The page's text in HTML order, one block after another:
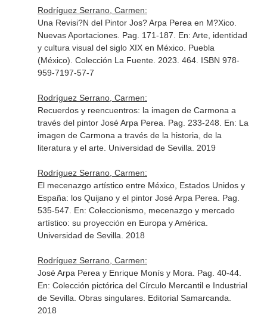
Rodríguez Serrano, Carmen:
Una Revisi?N del Pintor Jos? Arpa Perea en M?Xico.
Nuevas Aportaciones. Pag. 171-187. En: Arte, identidad
y cultura visual del siglo XIX en México. Puebla
(México). Colección La Fuente. 2023. 464. ISBN 978-
959-7197-57-7
Rodríguez Serrano, Carmen:
Recuerdos y reencuentros: la imagen de Carmona a
través del pintor José Arpa Perea. Pag. 233-248. En: La
imagen de Carmona a través de la historia, de la
literatura y el arte. Universidad de Sevilla. 2019
Rodríguez Serrano, Carmen:
El mecenazgo artístico entre México, Estados Unidos y
España: los Quijano y el pintor José Arpa Perea. Pag.
535-547. En: Coleccionismo, mecenazgo y mercado
artístico: su proyección en Europa y América
Universidad de Sevilla. 2018
Rodríguez Serrano, Carmen:
José Arpa Perea y Enrique Monís y Mora. Pag. 40-44.
En: Colección pictórica del Círculo Mercantil e Industrial
de Sevilla. Obras singulares. Editorial Samarcanda.
2018